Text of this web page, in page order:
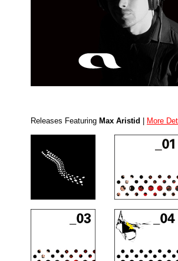
Releases Featuring Max Aristid More